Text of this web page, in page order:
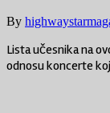
By
Lista učesnika na
odnosu koncerte